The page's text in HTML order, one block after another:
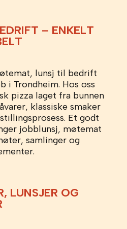
– ENKELT
lunsj til bedrift
i Trondheim. Hos oss
pizza laget fra bunnen
klassiske smaker
Et godt
jobblunsj, møtemat
samlinger og
LUNSJER OG